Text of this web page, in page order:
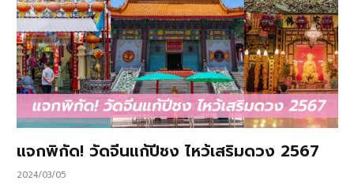
แจกพิกัด! วัดจีนแก้ปีชง ไหว้เสริมดวง 2567
2024/03/05